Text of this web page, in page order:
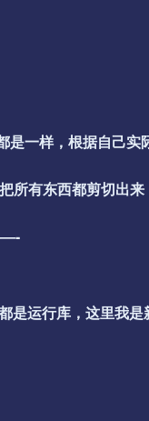
一样，根据自己实
有东西都剪切出来
是运行库，这里我